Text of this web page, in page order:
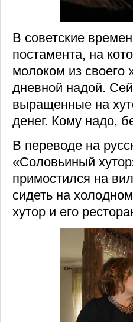
В советские
постамента, на
молоком из своего
дневной надой.
выращенные на
денег. Кому надо,
В переводе на
«Соловьиный
примостился на
сидеть на
хутор и его